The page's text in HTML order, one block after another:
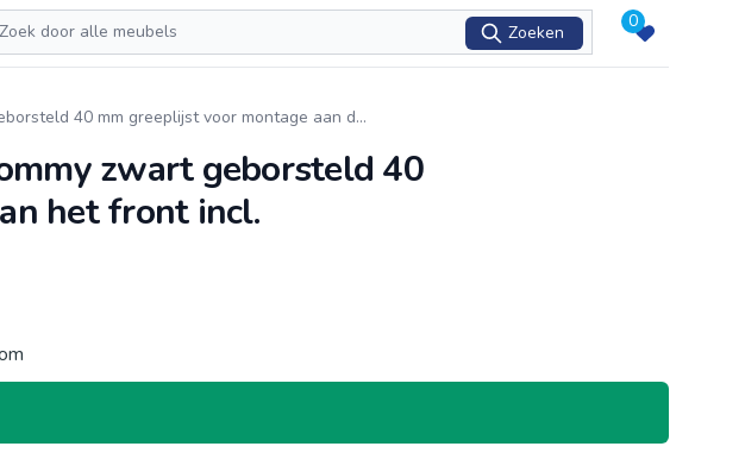
Zoeken
0
40 mm greeplijst voor montage aan d...
zwart geborsteld 40
het front incl.